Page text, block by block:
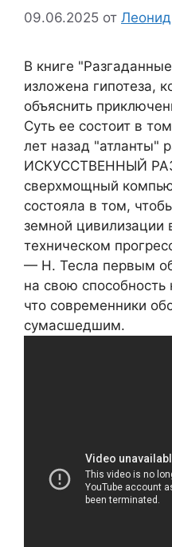
09.06.2025 от
В книге
изложена гипотеза,
объяснить
Суть ее состоит в
лет назад "атланты"
ИСКУССТВЕННЫЙ
сверхмощный
состояла в том,
земной цивилизации
техническом
— Н. Тесла первым
на свою способность
что современники
сумасшедшим.